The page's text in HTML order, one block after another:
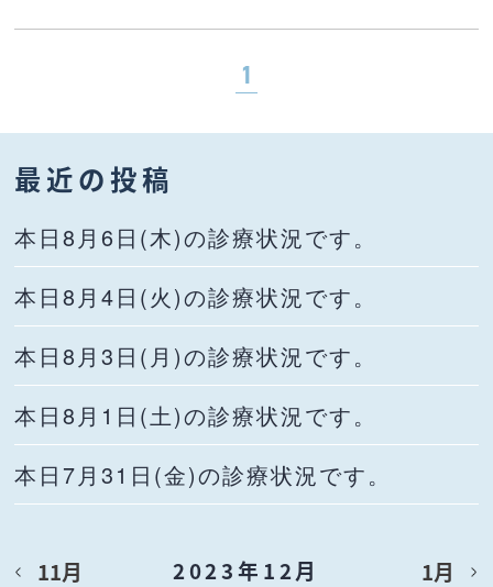
1
最近の投稿
本日8月6日(木)の診療状況です。
本日8月4日(火)の診療状況です。
本日8月3日(月)の診療状況です。
本日8月1日(土)の診療状況です。
本日7月31日(金)の診療状況です。
2023年12月
11月 1月